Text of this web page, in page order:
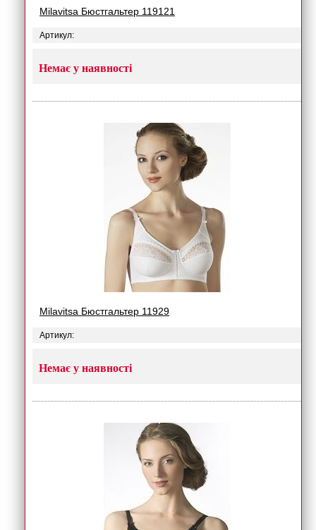
Milavitsa Бюстгальтер 119121
Артикул:
Немає у наявності
Milavitsa Бюстгальтер 11929
Артикул:
Немає у наявності